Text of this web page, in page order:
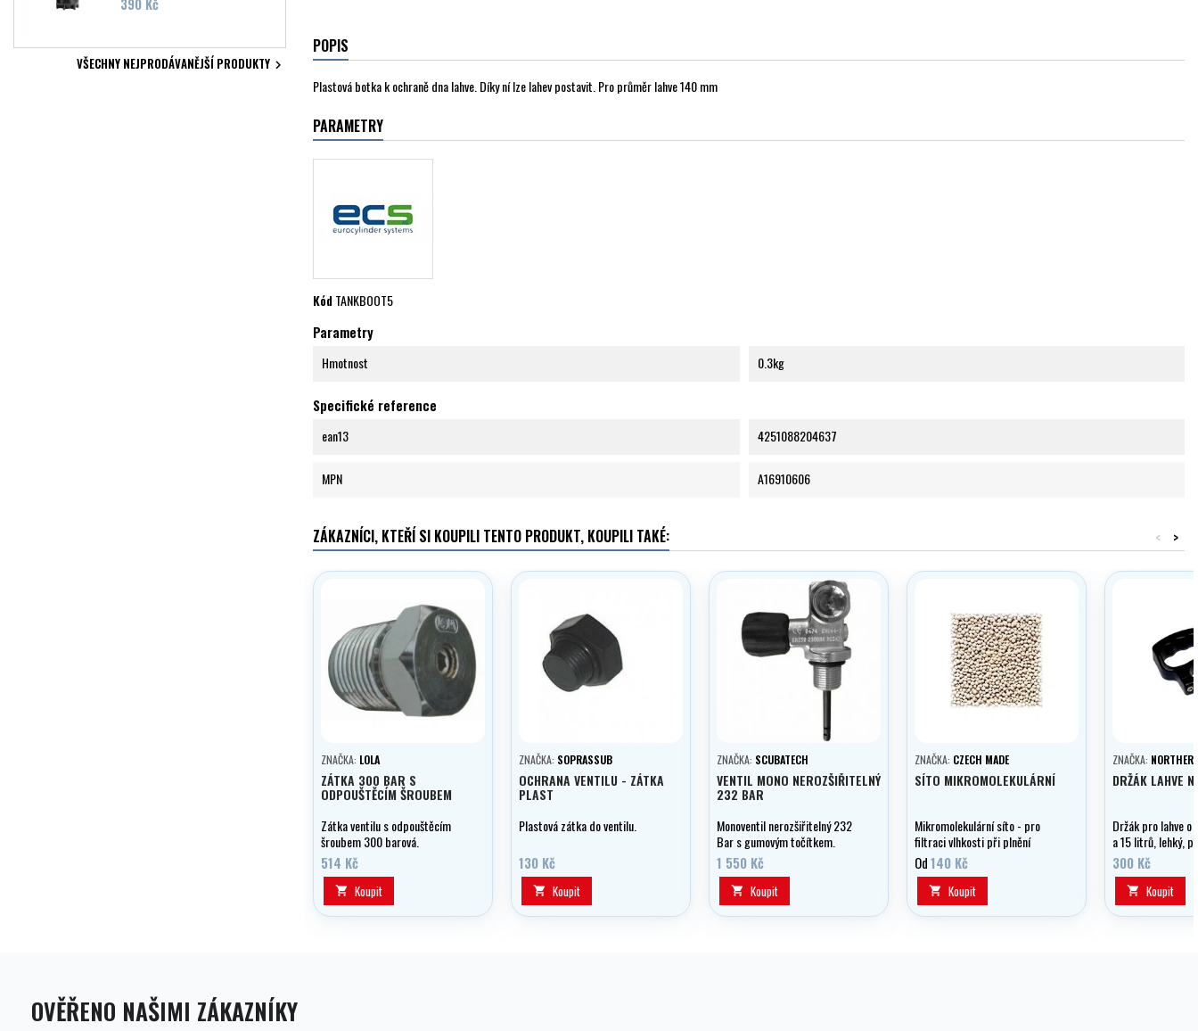
VŠECHNY NEJPRODÁVANĚJŠÍ PRODUKTY 
POPIS
Plastová botka k ochraně dna lahve. Díky ní lze lahev postavit. Pro průměr lahve 140 mm
PARAMETRY
KódTANKBOOT5
Parametry
Hmotnost 0.3kg
Specifické reference
ean13 4251088204637
MPN A16910606
ZÁKAZNÍCI, KTEŘÍ SI KOUPILI TENTO PRODUKT, KOUPILI TAKÉ: >
<
ZNAČKA: LOLA
ZÁTKA 300 BAR S
ODPOUŠTĚCÍM ŠROUBEM
Zátka ventilu s odpouštěcím
šroubem 300 barová.
514 Kč
 Koupit
ZNAČKA: SOPRASSUB
OCHRANA VENTILU - ZÁTKA
PLAST
Plastová zátka do ventilu.
130 Kč
 Koupit
ZNAČKA: SCUBATECH
VENTIL MONO NEROZŠIŘITELNÝ
232 BAR
Monoventil nerozšiřitelný 232
Bar s gumovým točítkem.
1 550 Kč
 Koupit
ZNAČKA: CZECH MADE
SÍTO MIKROMOLEKULÁRNÍ
Mikromolekulární síto - pro
filtraci vlhkosti při plnění
tlakových lahví vzduchem
vysokotlakým kompresorem.
Od140 Kč
 Koupit
ZNAČKA:
DRŽÁK LAHVE
Držák pro lahve o
a 15 litrů, lehký,
ergonomicky
300 Kč
 Koupit
OVĚŘENO NAŠIMI ZÁKAZNÍKY